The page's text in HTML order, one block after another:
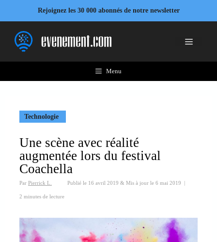
contenu
Rejoignez les 30 000 abonnés de notre newsletter
Menu
Menu
Technologie
Une scène avec réalité
augmentée lors du festival
Coachella
Par Pierrick L. Publié le 16 avril 2019 & Mis à jour le 6 mai 2019 |
2 minutes de lecture